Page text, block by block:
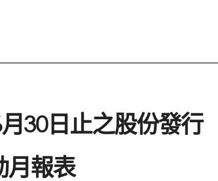
30日止之股份發行
月報表